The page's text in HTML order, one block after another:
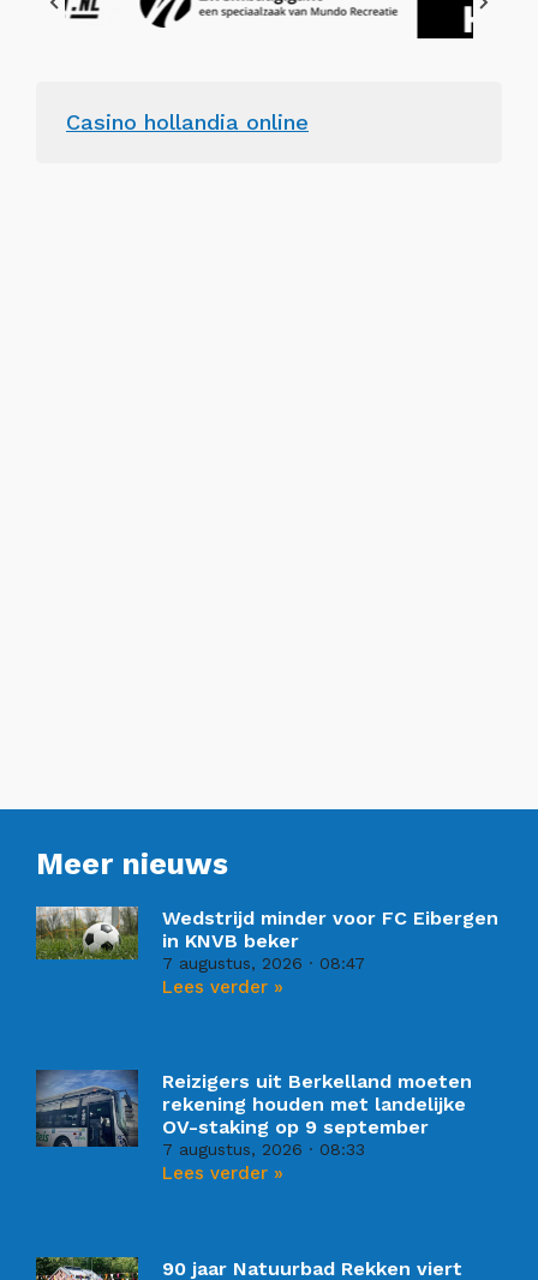
Casino hollandia online
Meer nieuws
Wedstrijd minder voor FC Eibergen
in KNVB beker
7 augustus, 2026 08:47
Lees verder »
Reizigers uit Berkelland moeten
rekening houden met landelijke
OV-staking op 9 september
7 augustus, 2026 08:33
Lees verder »
90 jaar Natuurbad Rekken viert